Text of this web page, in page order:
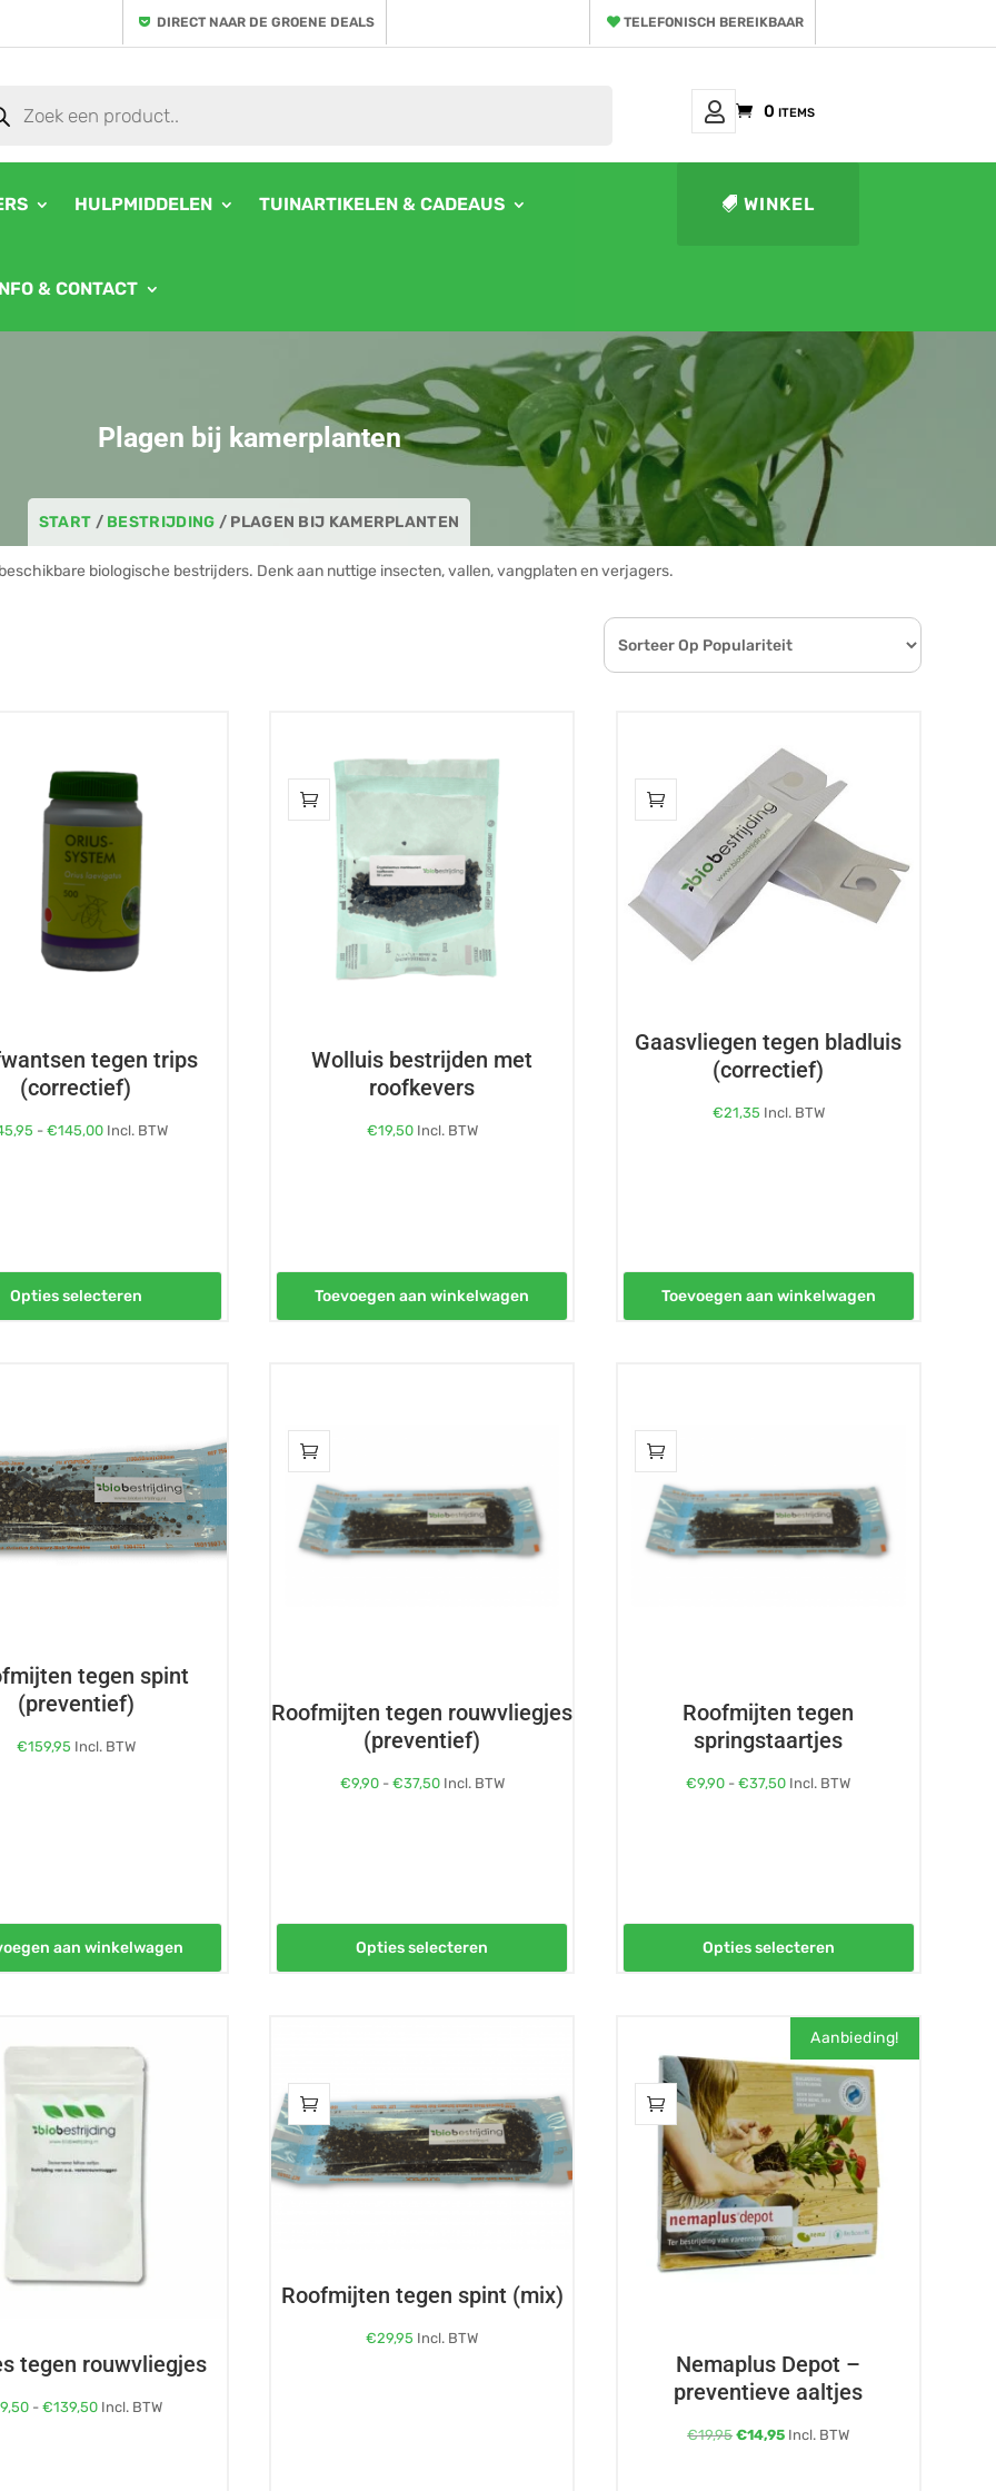
DIRECT NAAR DE GROENE DEALS TELEFONISCH BEREIKBAAR
Mijn
0 items
HULPMIDDELEN TUINARTIKELEN & CADEAUS
& CONTACT
WINKEL
Plagen bij kamerplanten
START / BESTRIJDING / PLAGEN BIJ KAMERPLANTEN
biologische bestrijders. Denk aan nuttige insecten, vallen, vangplaten en verjagers.
tegen trips
(correctief)
- €145,00Prijsklasse:
Incl. BTW
Opties selecteren
Wolluis bestrijden met
roofkevers
€19,50 Incl. BTW
Toevoegen aan winkelwagen
Gaasvliegen tegen bladluis
(correctief)
€21,35 Incl. BTW
Toevoegen aan winkelwagen
tegen spint
(preventief)
€159,95 Incl. BTW
aan winkelwagen
Roofmijten tegen rouwvliegjes
(preventief)
€9,90 - €37,50Prijsklasse:
Incl. BTW
Opties selecteren
heeft
meerdere
variaties.
Deze
optie
productpagina
Roofmijten tegen
springstaartjes
€9,90 - €37,50Prijsklasse:
Incl. BTW
Opties selecteren
heeft
meerdere
variaties.
Deze
optie
productpagina
tegen rouwvliegjes
9,50 - €139,50Prijsklasse:
Incl. BTW
Roofmijten tegen spint (mix)
€29,95 Incl. BTW
Aanbieding!
Nemaplus Depot –
preventieve aaltjes
€19,95 Oorspronkelijke
€14,95Huidige
Incl. BTW